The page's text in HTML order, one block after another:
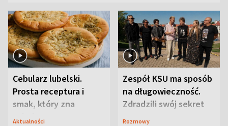
Cebularz lubelski.
Prosta receptura i
smak, który zna
Lubelszczyzna
Aktualności
Zespół KSU ma sposób
na długowieczność.
Zdradzili swój sekret
Rozmowy